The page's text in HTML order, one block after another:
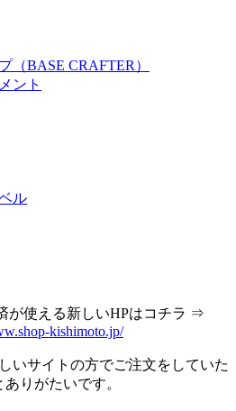
（BASE CRAFTER）
ント
ル
が使える新しいHPはコチラ ⇒
kishimoto.jp/
いサイトの方でご注文をしていた
りがたいです。